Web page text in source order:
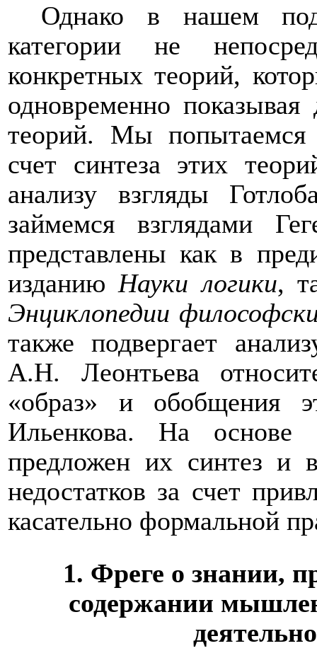
Однако в нашем
категории не
конкретных теорий,
одновременнопоказывая
теорий. Мы попытаемся
счет синтеза этих
анализу взгляды
займемся взглядами
представлены как в
изданиюНауки логики,
Энциклопедии
такжеподвергает анализ
А.Н. Леонтьева
«образ» и обобщения
Ильенкова. На основе
предложен их синтез и
недостатков за счет
касательно формальной
1. Фреге о знании,
содержании